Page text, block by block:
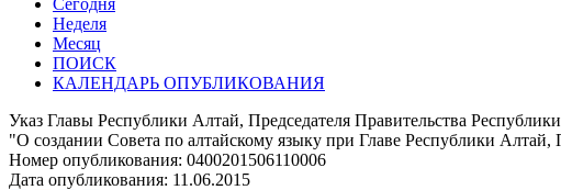
Сегодня
Неделя
Месяц
ПОИСК
КАЛЕНДАРЬ ОПУБЛИКОВАНИЯ
Указ Главы Республики Алтай, Председателя Правительства
"О создании Совета по алтайскому языку при Главе Республики Алтай,
Номер опубликования: 0400201506110006
Дата опубликования: 11.06.2015